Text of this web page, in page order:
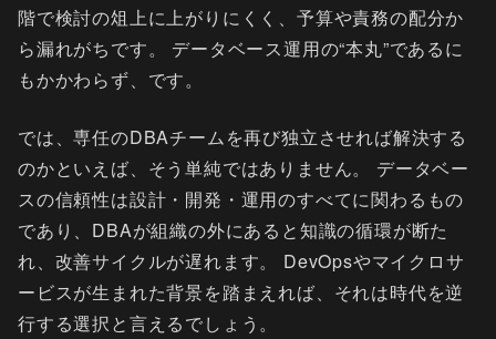
階で検討の俎上に上がりにくく、予算や責務の配分か
ら漏れがちです。 データベース運用の“本丸”であるに
もかかわらず、です。
では、専任のDBAチームを再び独立させれば解決する
のかといえば、そう単純ではありません。 データベー
スの信頼性は設計・開発・運用のすべてに関わるもの
であり、DBAが組織の外にあると知識の循環が断た
れ、改善サイクルが遅れます。 DevOpsやマイクロサ
ービスが生まれた背景を踏まえれば、それは時代を逆
行する選択と言えるでしょう。